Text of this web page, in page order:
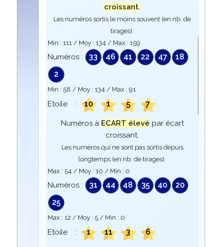
croissant.
Les numéros sortis le moins souvent (en nb. de
tirages).
Min : 111/ Moy : 134 / Max : 159
Numéros : 33 46 41 22 47
18
2
Min : 58 / Moy : 134 / Max : 91
Etoile : 10 1 5 7
Numéros à ECART élevé par écart
croissant.
Les numéros qui ne sont pas sortis depuis
longtemps (en nb. de tirages).
Max : 54 / Moy : 10 / Min : 0
Numéros : 31 44 48 35 40
20
25
Max : 12 / Moy : 5/ Min : 0
Etoile : 1 11 3 6